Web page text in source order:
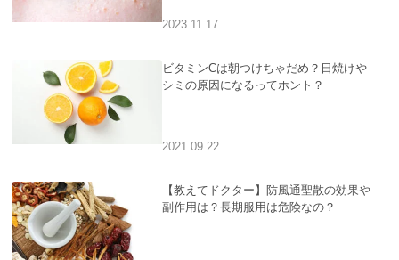
2023.11.17
ビタミンCは朝つけちゃだめ？日焼けや
シミの原因になるってホント？
2021.09.22
【教えてドクター】防風通聖散の効果や
副作用は？長期服用は危険なの？